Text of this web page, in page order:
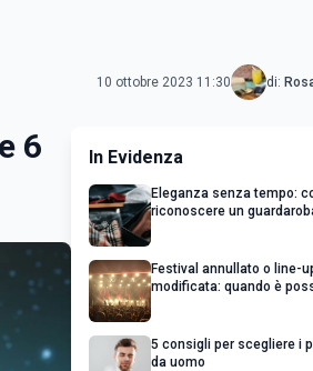
10 ottobre 2023 11:30 di:
6 In Evidenza
Eleganza senza tempo:
riconoscere un
Festival annullato o line-
modificata: quando è
5 consigli per scegliere i
da uomo